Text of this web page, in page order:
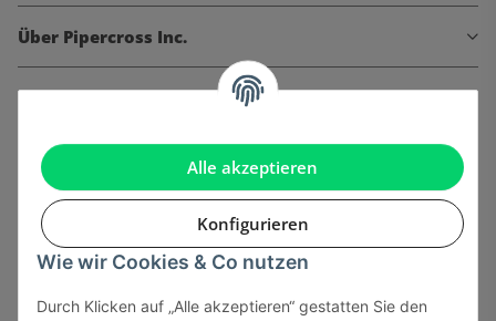
Alle akzeptieren
Konfigurieren
Wie wir Cookies & Co nutzen
Durch Klicken auf „Alle akzeptieren“ gestatten Sie den
Über Pipercross Inc.
Informationen
Gesetzliche Informationen